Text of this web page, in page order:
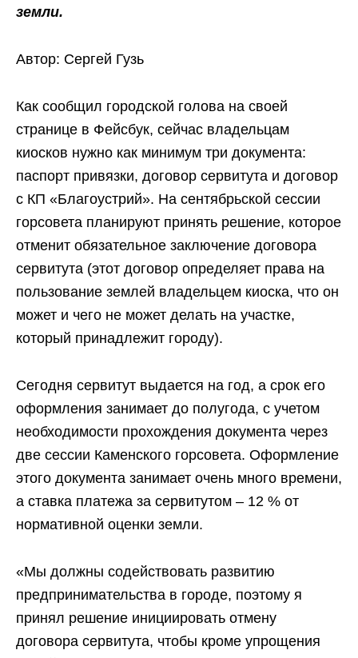
земли.
Автор: Сергей Гузь
Как сообщил городской голова на своей
странице в Фейсбук, сейчас владельцам
киосков нужно как минимум три документа:
паспорт привязки, договор сервитута и договор
с КП «Благоустрий». На сентябрьской сессии
горсовета планируют принять решение, которое
отменит обязательное заключение договора
сервитута (этот договор определяет права на
пользование землей владельцем киоска, что он
может и чего не может делать на участке,
который принадлежит городу).
Сегодня сервитут выдается на год, а срок его
оформления занимает до полугода, с учетом
необходимости прохождения документа через
две сессии Каменского горсовета. Оформление
этого документа занимает очень много времени,
а ставка платежа за сервитутом – 12 % от
нормативной оценки земли.
«Мы должны содействовать развитию
предпринимательства в городе, поэтому я
принял решение инициировать отмену
договора сервитута, чтобы кроме упрощения